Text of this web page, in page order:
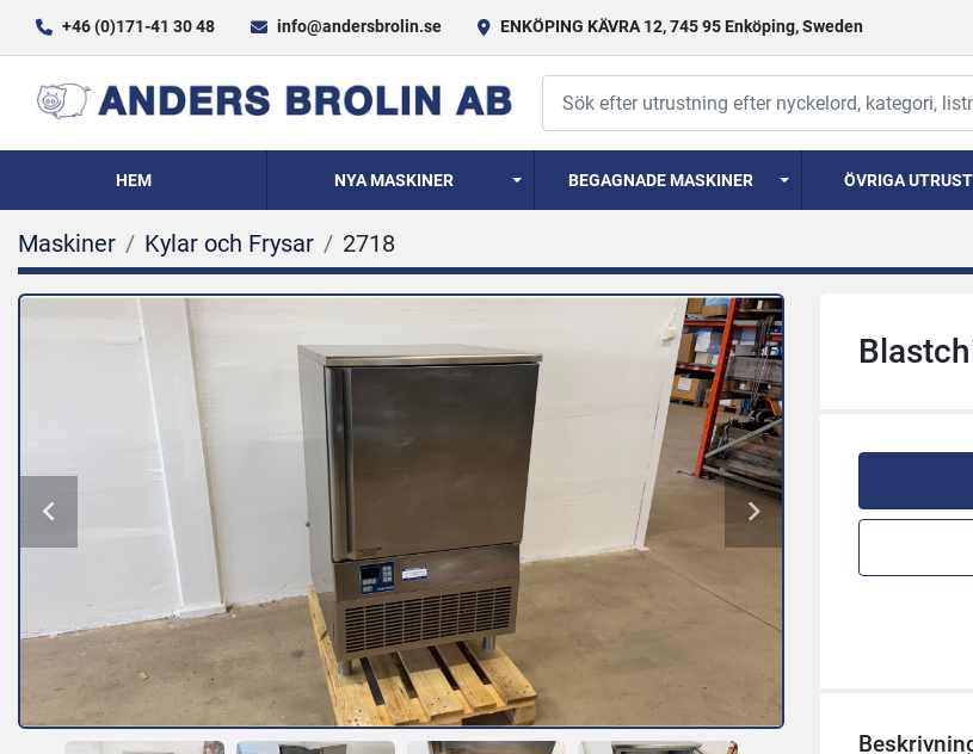
+46 (0)171-41 30 48 info@andersbrolin.se ENKÖPING KÄVRA 12, 745 95 Enköping, Sweden
HEM NYA MASKINER BEGAGNADE MASKINER ÖVRIGA
Maskiner Kylar och Frysar 2718